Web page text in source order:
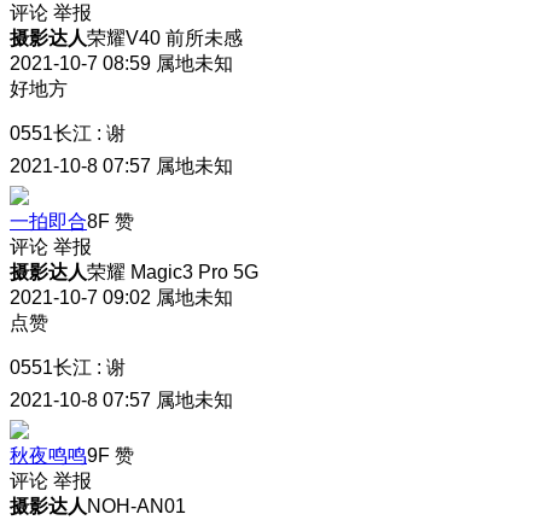
评论 举报
摄影达人荣耀V40 前所未感
2021-10-7 08:59 属地未知
好地方
0551长江 : 谢
2021-10-8 07:57 属地未知
一拍即合8F 赞
评论 举报
摄影达人荣耀 Magic3 Pro 5G
2021-10-7 09:02 属地未知
点赞
0551长江 : 谢
2021-10-8 07:57 属地未知
秋夜鸣鸣9F 赞
评论 举报
摄影达人 NOH-AN01